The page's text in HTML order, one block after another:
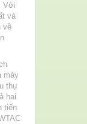
Với
và
về
máy
thụ
hai
tiến